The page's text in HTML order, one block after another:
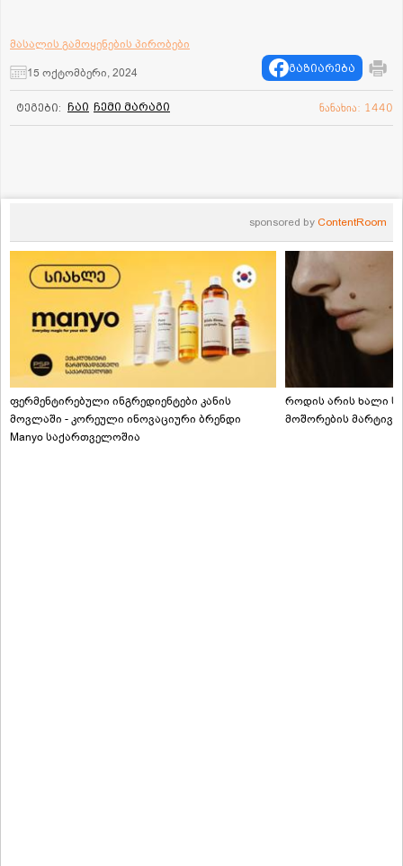
მასალის გამოყენების პირობები
15 ოქტომბერი, 2024
გაზიარება
ტეგები: ჩაი ჩემი მარაგი ნანახია: 1440
sponsored by ContentRoom
ფერმენტირებული ინგრედიენტები კანის
მოვლაში - კორეული ინოვაციური ბრენდი
Manyo საქართველოშია
როდის არის ხალი
მოშორების